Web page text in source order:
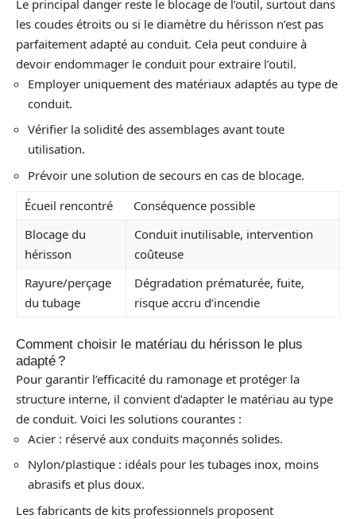
Le principal danger reste le blocage de l’outil, surtout dans
les coudes étroits ou si le diamètre du hérisson n’est pas
parfaitement adapté au conduit. Cela peut conduire à
devoir endommager le conduit pour extraire l’outil.
Employer uniquement des matériaux adaptés au type de
conduit.
Vérifier la solidité des assemblages avant toute
utilisation.
Prévoir une solution de secours en cas de blocage.
Écueil rencontré
Conséquence possible
Blocage du
hérisson
Conduit inutilisable, intervention
coûteuse
Rayure/perçage
du tubage
Dégradation prématurée, fuite,
risque accru d’incendie
Comment choisir le matériau du hérisson le plus
adapté ?
Pour garantir l’efficacité du ramonage et protéger la
structure interne, il convient d’adapter le matériau au type
de conduit. Voici les solutions courantes :
Acier : réservé aux conduits maçonnés solides.
Nylon/plastique : idéals pour les tubages inox, moins
abrasifs et plus doux.
Les fabricants de kits professionnels proposent